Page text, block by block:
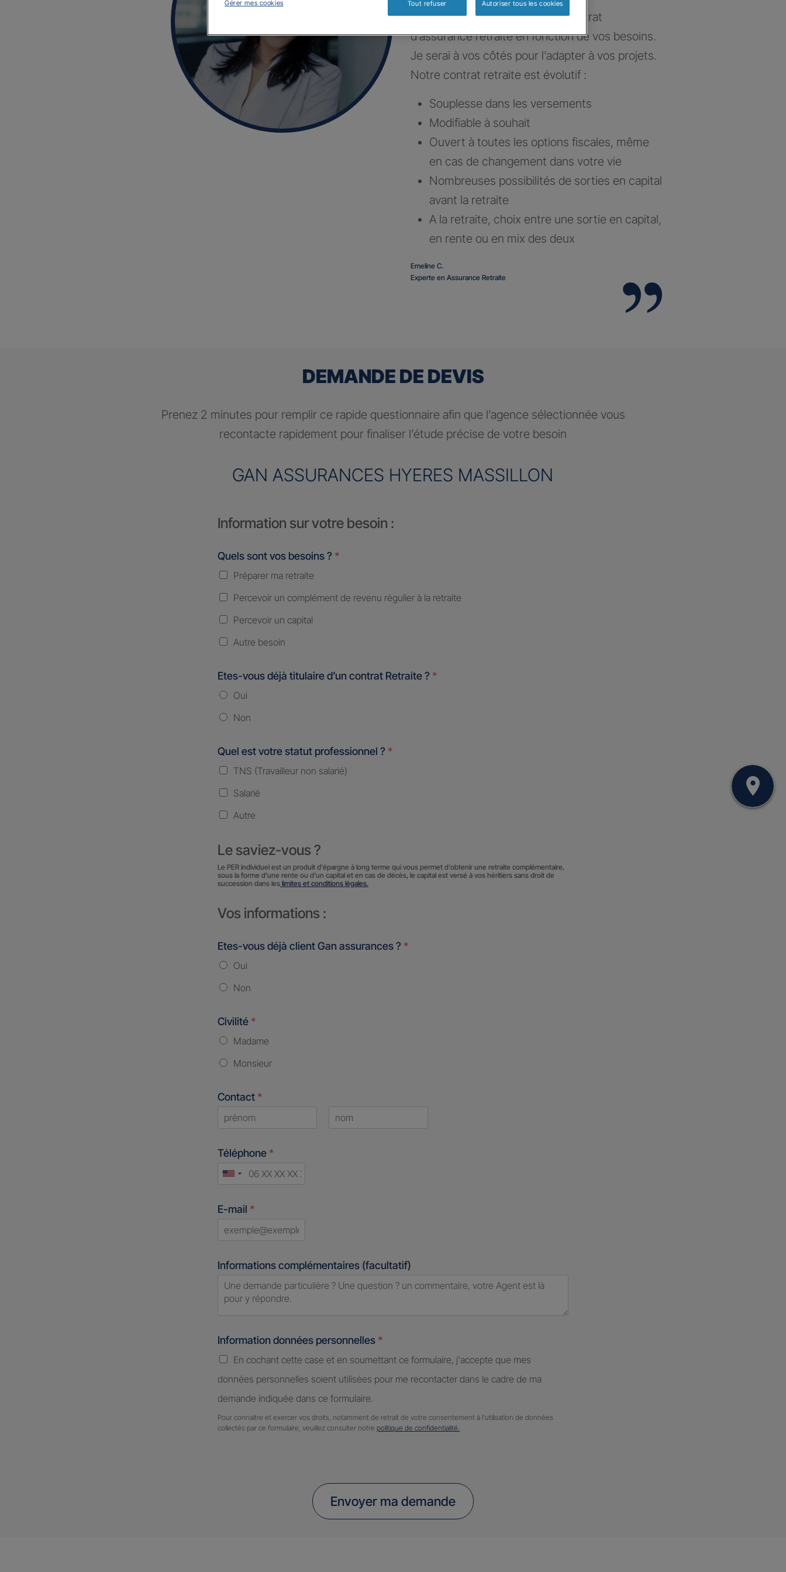
Construisons ensemble votre contrat
d’assurance retraite en fonction de vos besoins.
Je serai à vos côtés pour l’adapter à vos projets.
Notre contrat retraite est évolutif :
Souplesse dans les versements
Modifiable à souhait
Ouvert à toutes les options fiscales, même
en cas de changement dans votre vie
Nombreuses possibilités de sorties en capital
avant la retraite
A la retraite, choix entre une sortie en capital,
en rente ou en mix des deux
Emeline C.
Experte en Assurance Retraite
DEMANDE DE DEVIS
Prenez 2 minutes pour remplir ce rapide questionnaire afin que l’agence sélectionnée vous
recontacte rapidement pour finaliser l’étude précise de votre besoin
GAN ASSURANCES HYERES MASSILLON
Information sur votre besoin :
Quels sont vos besoins ? *
Préparer ma retraite
Percevoir un complément de revenu régulier à la retraite
Percevoir un capital
Autre besoin
Etes-vous déjà titulaire d’un contrat Retraite ? *
Oui
Non
Quel est votre statut professionnel ? *
TNS (Travailleur non salarié)
Salarié
Autre
Le saviez-vous ?
Le PER individuel est un produit d'épargne à long terme qui vous permet d'obtenir une retraite complémentaire,
sous la forme d'une rente ou d'un capital et en cas de décès, le capital est versé à vos héritiers sans droit de
succession dans leslimites et conditions légales.
Vos informations :
Etes-vous déjà client Gan assurances ? *
Oui
Non
Civilité *
Madame
Monsieur
Contact *
Téléphone *
United
E-mail *
Informations complémentaires (facultatif)
Information données personnelles *
En cochant cette case et en soumettant ce formulaire, j'accepte que mes
données personnelles soient utilisées pour me recontacter dans le cadre de ma
demande indiquée dans ce formulaire.
Pour connaitre et exercer vos droits, notamment de retrait de votre consentement à l'utilisation de données
collectés par ce formulaire, veuillez consulter notre politique de confidentialité.
Envoyer ma demande
Gérer mes cookies Tout refuser Autoriser tous les cookies